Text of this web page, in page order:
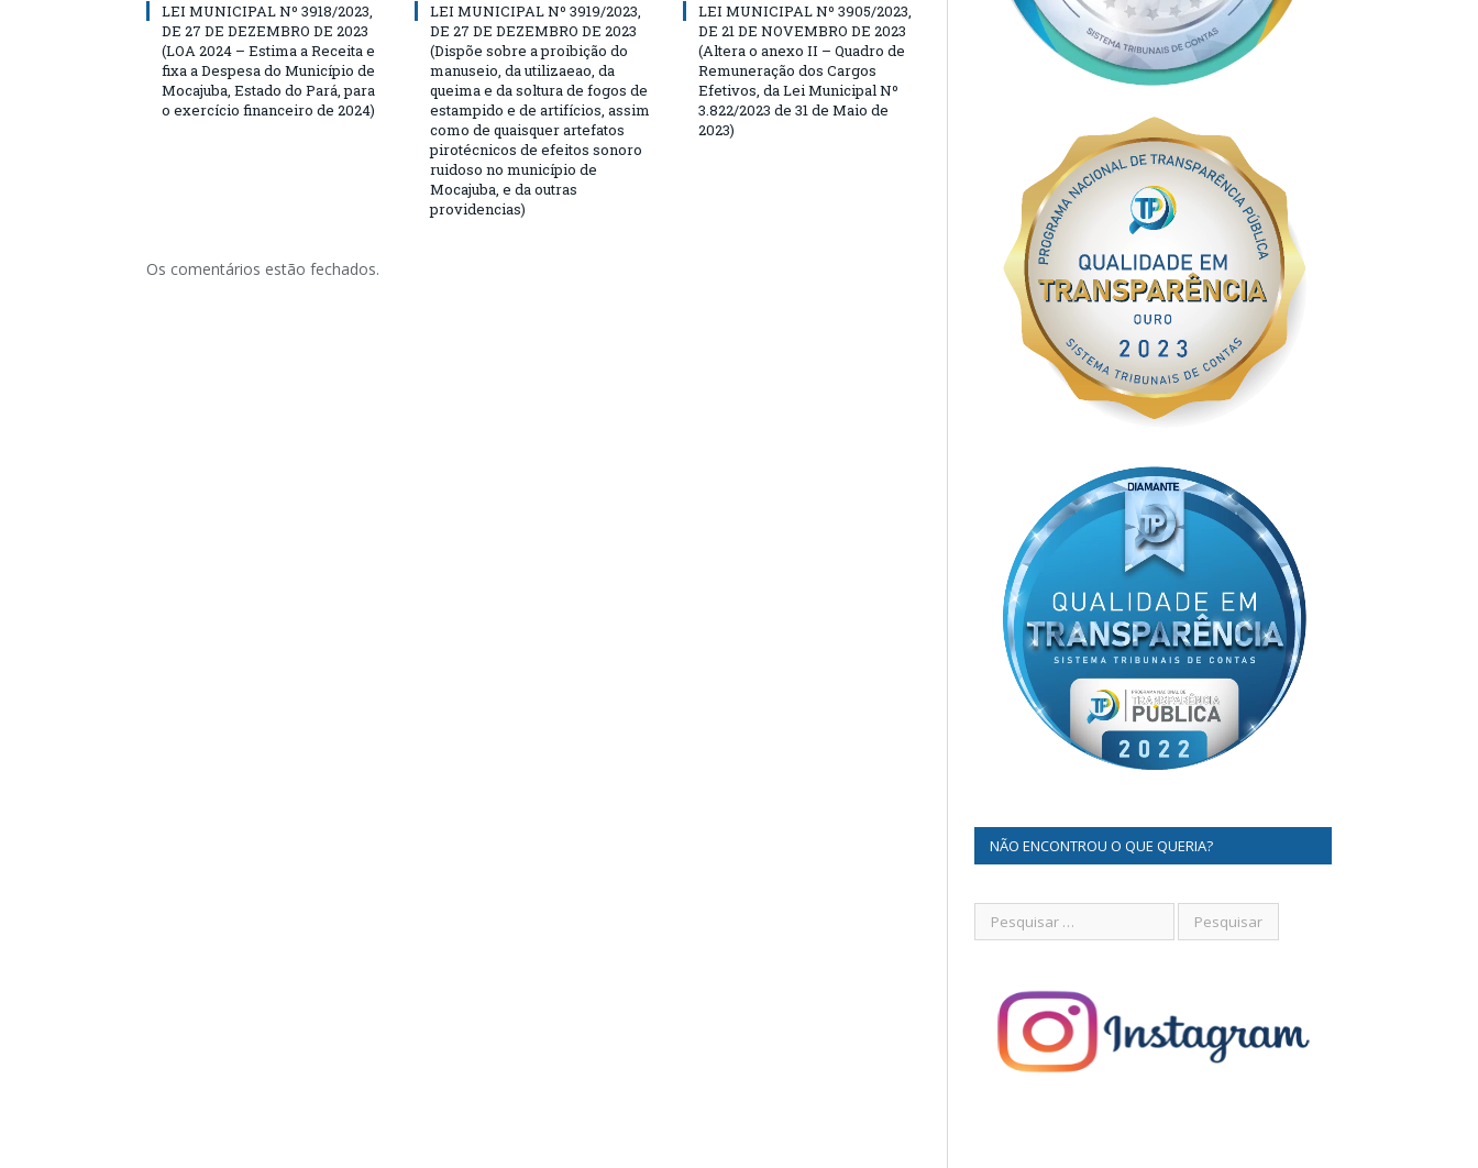
LEI MUNICIPAL Nº 3918/2023,
DE 27 DE DEZEMBRO DE 2023
(LOA 2024 – Estima a Receita e
fixa a Despesa do Município de
Mocajuba, Estado do Pará, para
o exercício financeiro de 2024)
LEI MUNICIPAL Nº 3919/2023,
DE 27 DE DEZEMBRO DE 2023
(Dispõe sobre a proibição do
manuseio, da utilizaeao, da
queima e da soltura de fogos de
estampido e de artifícios, assim
como de quaisquer artefatos
pirotécnicos de efeitos sonoro
ruidoso no município de
Mocajuba, e da outras
providencias)
LEI MUNICIPAL Nº 3905/2023,
DE 21 DE NOVEMBRO DE 2023
(Altera o anexo II – Quadro de
Remuneração dos Cargos
Efetivos, da Lei Municipal Nº
3.822/2023 de 31 de Maio de
2023)
Os comentários estão fechados.
NÃO ENCONTROU O QUE QUERIA?